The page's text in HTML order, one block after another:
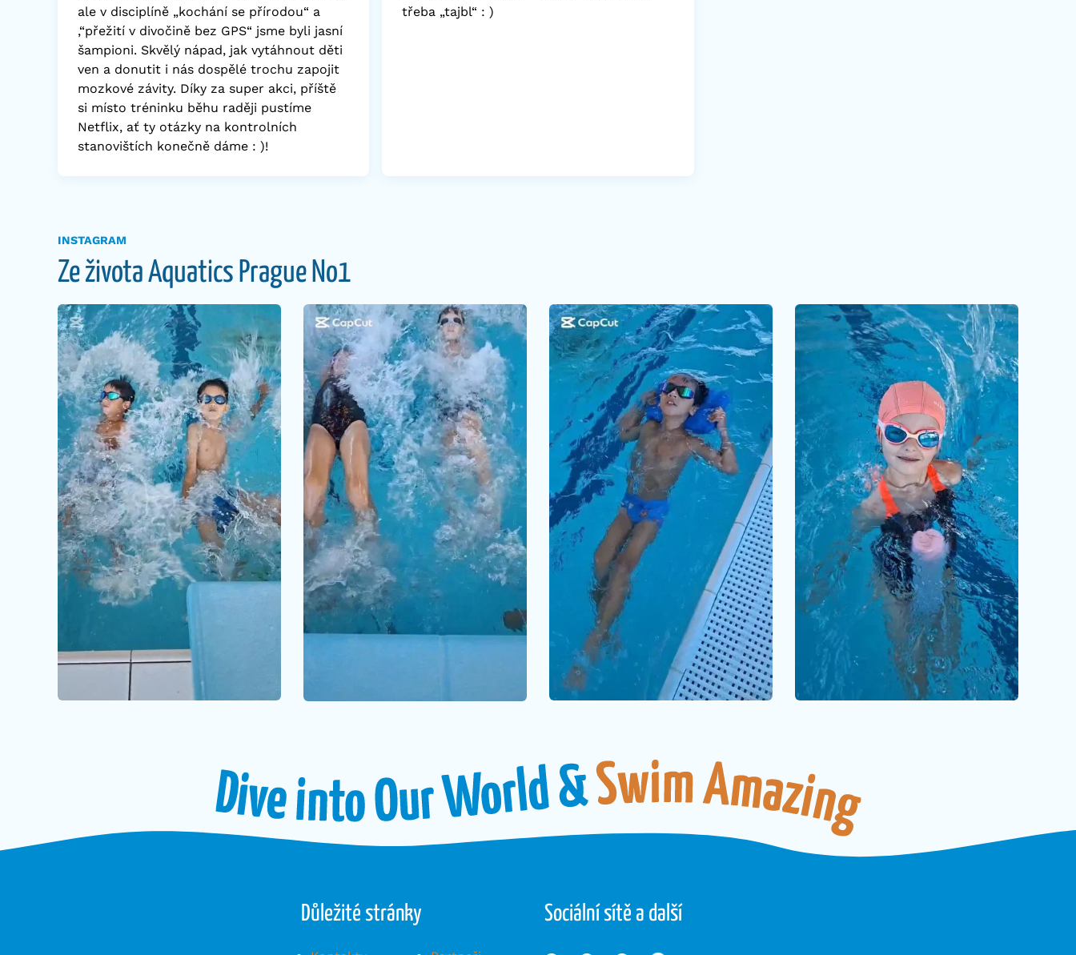
ale v disciplíně „kochání se přírodou“ a
‚“přežití v divočině bez GPS“ jsme byli jasní
šampioni. Skvělý nápad, jak vytáhnout děti
ven a donutit i nás dospělé trochu zapojit
mozkové závity. Díky za super akci, příště
si místo tréninku běhu raději pustíme
Netflix, ať ty otázky na kontrolních
stanovištích konečně dáme : )!
třeba „tajbl“ : )
INSTAGRAM
Ze života Aquatics Prague No1
Důležité stránky Sociální sítě a další